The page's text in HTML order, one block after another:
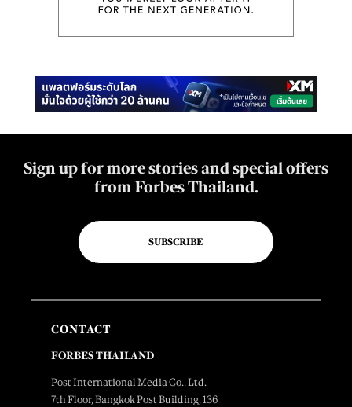
Sign up for more stories and special offers
from Forbes Thailand.
SUBSCRIBE
CONTACT
FORBES THAILAND
Post International Media Co., Ltd.
7th Floor, Bangkok Post Building, 136